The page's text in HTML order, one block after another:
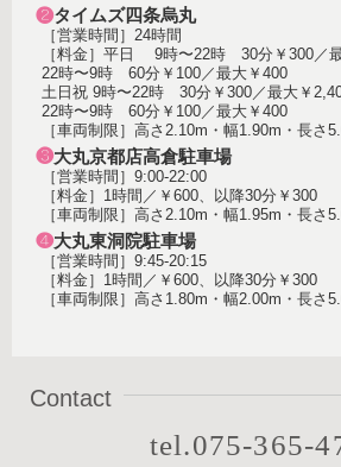
❷タイムズ四条烏丸
［営業時間］24時間
［料金］平日 9時〜22時 30分￥300／
22時〜9時 60分￥100／最大￥400
土日祝 9時〜22時 30分￥300／最大￥
22時〜9時 60分￥100／最大￥400
［車両制限］高さ2.10m・幅1.90m・長さ
❸大丸京都店高倉駐車場
［営業時間］9:00-22:00
［料金］1時間／￥600、以降30分￥300
［車両制限］高さ2.10m・幅1.95m・長さ
❹大丸東洞院駐車場
［営業時間］9:45-20:15
［料金］1時間／￥600、以降30分￥300
［車両制限］高さ1.80m・幅2.00m・長さ
Contact
tel.075-365-